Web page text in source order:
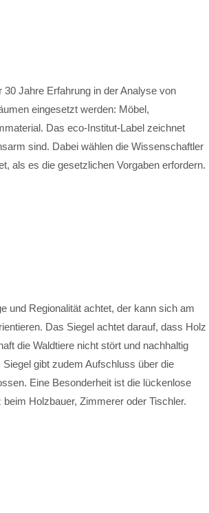
30 Jahre Erfahrung in der Analyse von
eingesetzt werden: Möbel,
Das eco-Institut-Label zeichnet
sind. Dabei wählen die Wissenschaftler
als es die gesetzlichen Vorgaben erfordern.
und Regionalität achtet, der kann sich am
Das Siegel achtet darauf, dass Holz
die Waldtiere nicht stört und nachhaltig
gibt zudem Aufschluss über die
Eine Besonderheit ist die lückenlose
Holzbauer, Zimmerer oder Tischler.